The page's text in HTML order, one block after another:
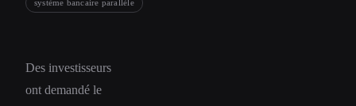
système bancaire parallèle
Des investisseurs
ont demandé le